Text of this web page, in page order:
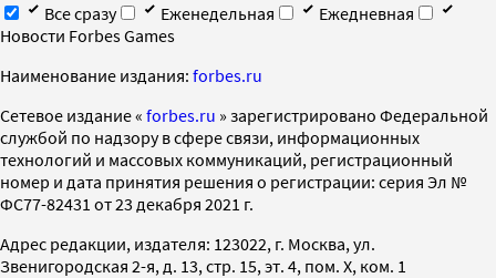
Все сразу
Еженедельная
Ежедневная
Новости Forbes Games
Наименование издания: forbes.ru
Cетевое издание « forbes.ru » зарегистрировано Федеральной
службой по надзору в сфере связи, информационных
технологий и массовых коммуникаций, регистрационный
номер и дата принятия решения о регистрации: серия Эл №
ФС77-82431 от 23 декабря 2021 г.
Адрес редакции, издателя: 123022, г. Москва, ул.
Звенигородская 2-я, д. 13, стр. 15, эт. 4, пом. X, ком. 1